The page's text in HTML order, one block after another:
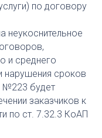
по договору
неукоснительное
и среднего
нарушения сроков
№223 будет
заказчиков к
по ст. 7.32.3 КоАП